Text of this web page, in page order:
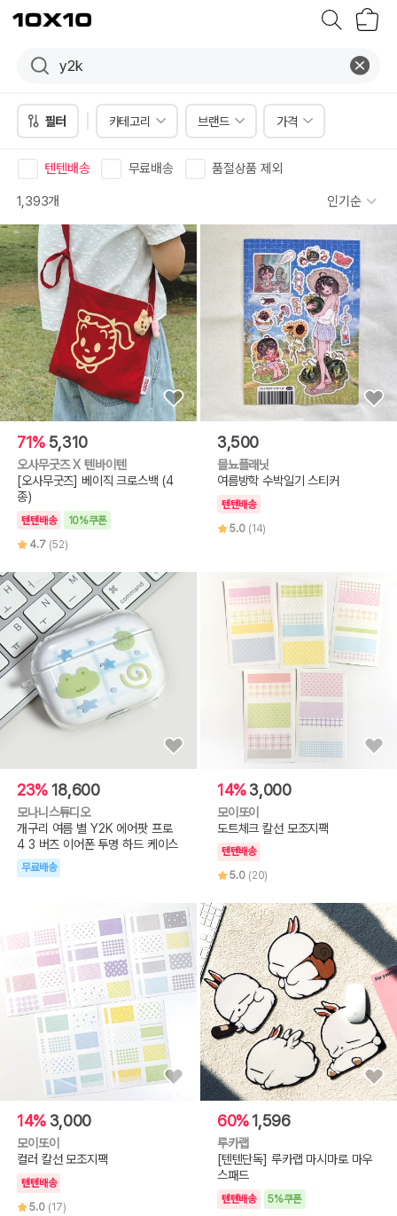
텐
바
필터 카테고리 브랜드 가격
텐텐배송 무료배송 품절상품 제외
1,393개 인기순
71% 5,310
오사무굿즈 X 텐바이텐
[오사무굿즈] 베이직 크로스백 (4
종)
텐텐배송
10%쿠폰
4.7 (52)
3,500
믈뇨플래닛
여름방학 수박일기 스티커
텐텐배송
5.0 (14)
23% 18,600
모나니스튜디오
개구리 여름 별 Y2K 에어팟 프로
4 3 버즈 이어폰 투명 하드 케이스
무료배송
14%3,000
모이또이
도트체크 칼선 모조지팩
텐텐배송
5.0 (20)
14% 3,000
모이또이
컬러 칼선 모조지팩
텐텐배송
5.0 (17)
60%1,596
루카랩
[텐텐단독] 루카랩 마시마로 마우
스패드
텐텐배송
5%쿠폰